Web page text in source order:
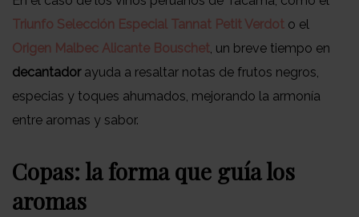
Triunfo Selección Especial Tannat Petit Verdot o el
Origen Malbec Alicante Bouschet, un breve tiempo en
decantadorayuda a resaltar notas de frutos negros,
especias y toques ahumados, mejorando la armonía
entre aromas y sabor.
Copas: la forma que guía los
aromas